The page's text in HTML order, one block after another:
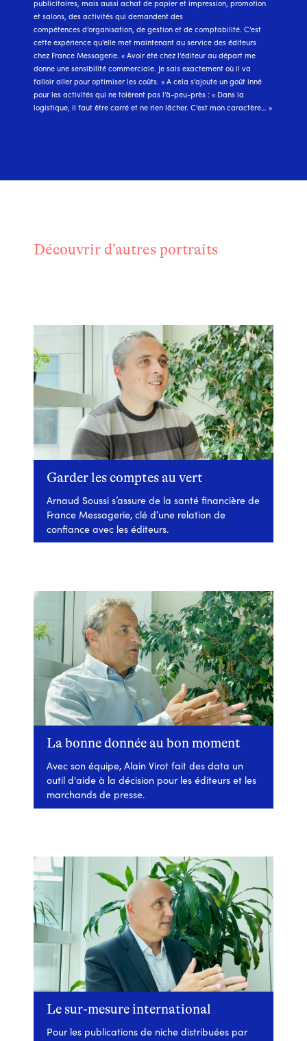
publicitaires, mais aussi achat de papier et impression, promotion
et salons, des activités qui demandent des
compétences d’organisation, de gestion et de comptabilité. C’est
cette expérience qu’elle met maintenant au service des éditeurs
chez France Messagerie. « Avoir été chez l’éditeur au départ me
donne une sensibilité commerciale. Je sais exactement où il va
falloir aller pour optimiser les coûts. » A cela s’ajoute un goût inné
pour les activités qui ne tolèrent pas l’à-peu-près : « Dans la
logistique, il faut être carré et ne rien lâcher. C’est mon caractère… »
Découvrir d’autres portraits
Garder les comptes au vert
Arnaud Soussi s’assure de la santé financière de
France Messagerie, clé d’une relation de
confiance avec les éditeurs.
La bonne donnée au bon moment
Avec son équipe, Alain Virot fait des data un
outil d'aide à la décision pour les éditeurs et les
marchands de presse.
Le sur-mesure international
Pour les publications de niche distribuées par